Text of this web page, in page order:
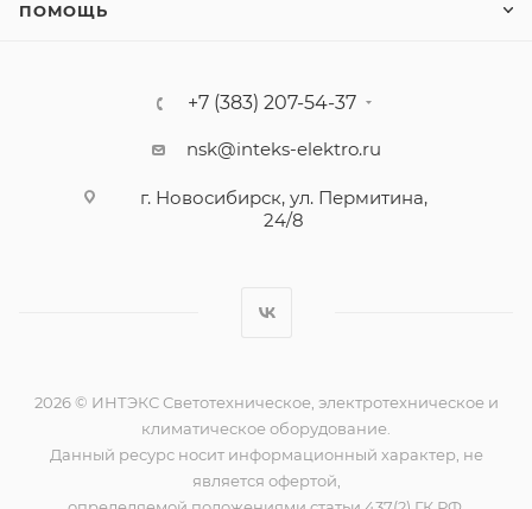
ПОМОЩЬ
+7 (383) 207-54-37
nsk@inteks-elektro.ru
г. Новосибирск, ул. Пермитина,
24/8
2026 © ИНТЭКС Светотехническое, электротехническое и
климатическое оборудование.
Данный ресурс носит информационный характер, не
является офертой,